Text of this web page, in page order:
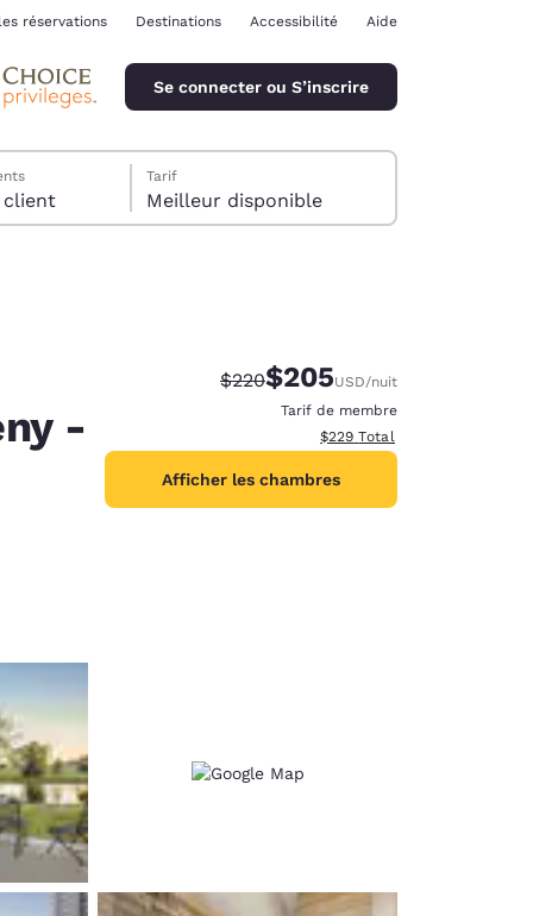
réservations Destinations Accessibilité Aide
Se connecter ou S’inscrire
1 client
Tarif
Meilleur disponible
-
Tarif barré :
$220Tarif réduit :
$205USD/nuit
Tarif de membre
Afficher les détails totaux
$229 Total
Afficher les chambres